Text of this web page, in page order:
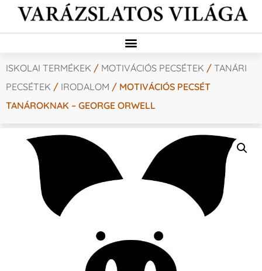
ISKOLAI TERMÉKEK / MOTIVÁCIÓS PECSÉTEK / TANÁRI
PECSÉTEK / IRODALOM / MOTIVÁCIÓS PECSÉT
TANÁROKNAK – GEORGE ORWELL